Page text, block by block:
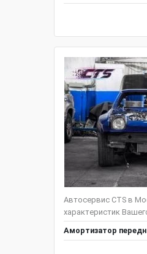
Автосервис CTS в
характеристик
Амортизатор